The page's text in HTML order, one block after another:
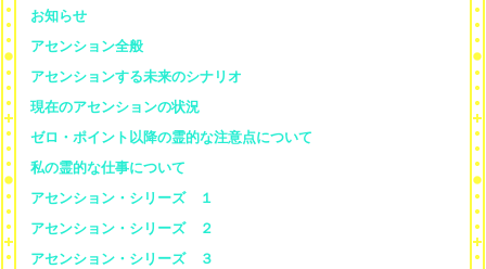
お知らせ
アセンション全般
アセンションする未来のシナリオ
現在のアセンションの状況
ゼロ・ポイント以降の霊的な注意点について
私の霊的な仕事について
アセンション・シリーズ １
アセンション・シリーズ ２
アセンション・シリーズ ３